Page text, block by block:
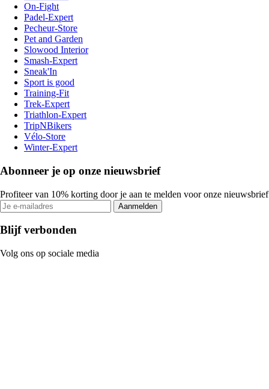
On-Fight
Padel-Expert
Pecheur-Store
Pet and Garden
Slowood Interior
Smash-Expert
Sneak'In
Sport is good
Training-Fit
Trek-Expert
Triathlon-Expert
TripNBikers
Vélo-Store
Winter-Expert
Abonneer je op onze nieuwsbrief
Profiteer van 10% korting door je aan te melden voor onze nieuwsbrief
Aanmelden
Blijf verbonden
Volg ons op sociale media